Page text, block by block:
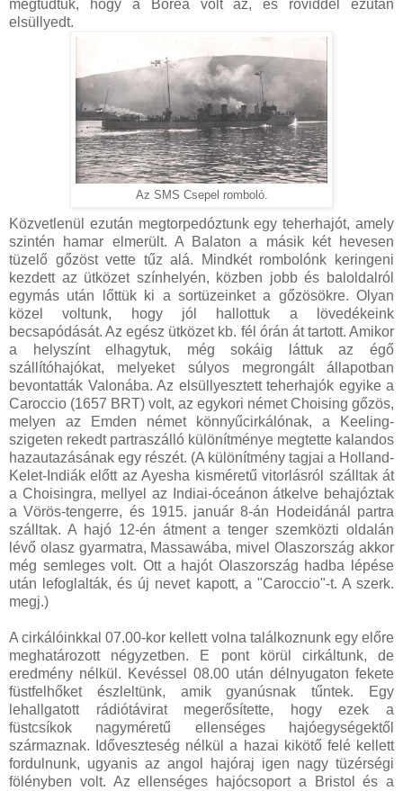
megtudtuk, hogy a Borea volt az, és röviddel ezután
elsüllyedt.
Az SMS Csepel romboló.
Közvetlenül ezután megtorpedóztunk egy teherhajót, amely
szintén hamar elmerült. A Balaton a másik két hevesen
tüzelő gőzöst vette tűz alá. Mindkét rombolónk keringeni
kezdett az ütközet színhelyén, közben jobb és baloldalról
egymás után lőttük ki a sortüzeinket a gőzösökre. Olyan
közel voltunk, hogy jól hallottuk a lövedékeink
becsapódását. Az egész ütközet kb. fél órán át tartott. Amikor
a helyszínt elhagytuk, még sokáig láttuk az égő
szállítóhajókat, melyeket súlyos megrongált állapotban
bevontatták Valonába. Az elsüllyesztett teherhajók egyike a
Caroccio (1657 BRT) volt, az egykori német Choising gőzös,
melyen az Emden német könnyűcirkálónak, a Keeling-
szigeten rekedt partraszálló különítménye megtette kalandos
hazautazásának egy részét. (A különítmény tagjai a Holland-
Kelet-Indiák előtt az Ayesha kisméretű vitorlásról szálltak át
a Choisingra, mellyel az Indiai-óceánon átkelve behajóztak
a Vörös-tengerre, és 1915. január 8-án Hodeidánál partra
szálltak. A hajó 12-én átment a tenger szemközti oldalán
lévő olasz gyarmatra, Massawába, mivel Olaszország akkor
még semleges volt. Ott a hajót Olaszország hadba lépése
után lefoglalták, és új nevet kapott, a "Caroccio"-t. A szerk.
megj.)
A cirkálóinkkal 07.00-kor kellett volna találkoznunk egy előre
meghatározott négyzetben. E pont körül cirkáltunk, de
eredmény nélkül. Kevéssel 08.00 után délnyugaton fekete
füstfelhőket észleltünk, amik gyanúsnak tűntek. Egy
lehallgatott rádiótávirat megerősítette, hogy ezek a
füstcsíkok nagyméretű ellenséges hajóegységektől
származnak. Időveszteség nélkül a hazai kikötő felé kellett
fordulnunk, ugyanis az angol hajóraj igen nagy tüzérségi
fölényben volt. Az ellenséges hajócsoport a Bristol és a